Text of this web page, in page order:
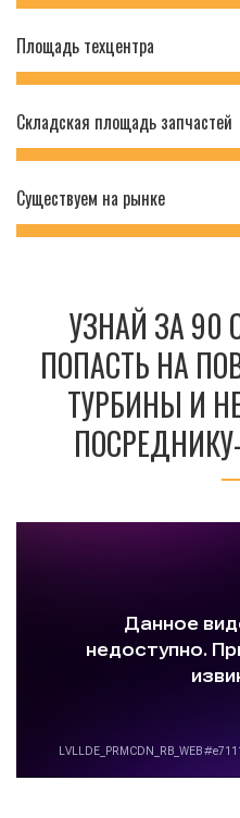
Площадь техцентра
Складская площадь запчастей
Существуем на рынке
УЗНАЙ ЗА 90
ПОПАСТЬ НА
ТУРБИНЫ И